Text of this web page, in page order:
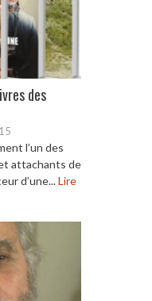
des
l’un des
attachants de
d’une...Lire